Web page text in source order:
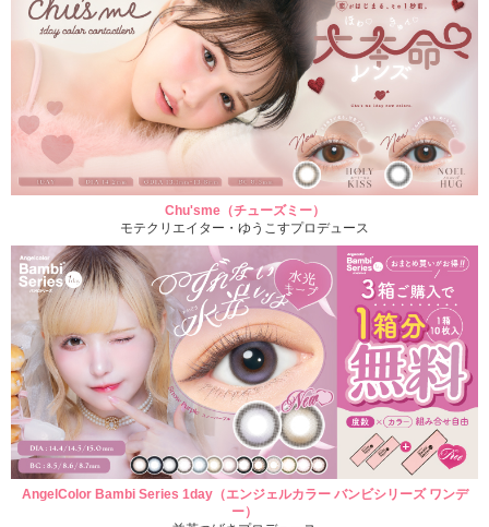
Chu'sme（チューズミー）
モテクリエイター・ゆうこすプロデュース
AngelColor Bambi Series 1day（エンジェルカラー バンビシリーズ ワンデ
ー）